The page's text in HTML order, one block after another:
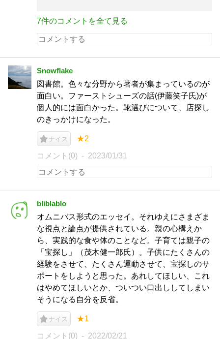
7件のコメントを全て見る
Snowflake
図書館。色々な分野から著者が集まっているのが
面白い。ファーストシューズの話(伊藤笑子氏)が
個人的には面白かった。靴選びについて、店探し
のきっかけになった。
ナイス ★2
コメント(0) 2023/01/31
bliblablo
オムニバス形式のエッセイ。それゆえにさまざま
な視点と論点が提供されている。親の心構えか
ら、実践的な食や体のことなど。子育ては親子の
「宝探し」（茂木健一郎氏）。子供にたくさんの
経験をさせて、たくさん運動させて、宝探しのサ
ポートをしようと思った。あれしてほしい、これ
はやめてほしいとか、ついつい口出ししてしまい
そうになる自分を反省。
ナイス ★1
コメント(0) 2022/02/21